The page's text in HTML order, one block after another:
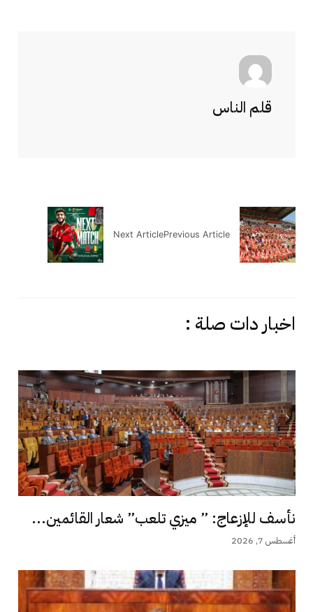
قلم الناس
Previous Article
Next Article
اخبار دات صلة :
نأسف للإزعاج: ” ميزي تلعب” شعار القائمين...
أغسطس 7, 2026